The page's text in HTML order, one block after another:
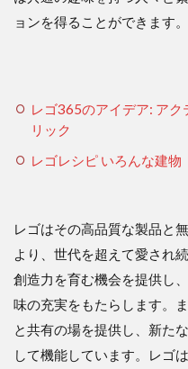
ョンを得ることができます。
レゴ365のアイデア: アク
リック
レゴレシピ いろんな建物
レゴはその高品質な製品と
より、世代を超えて愛され
創造力を育む機会を提供し
味の充実をもたらします。
と共有の場を提供し、新た
して機能しています。レゴ